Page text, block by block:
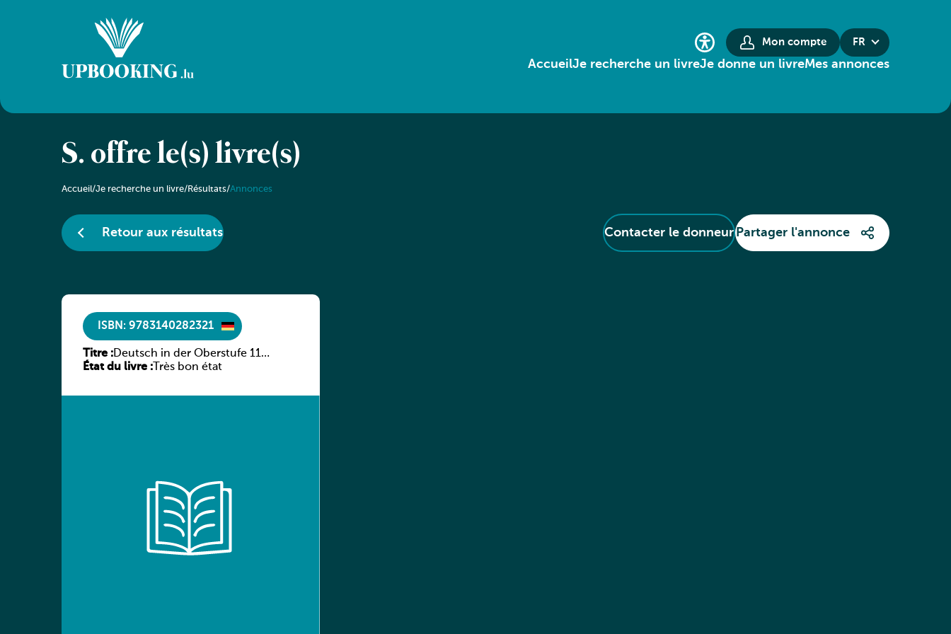
Mon compte FR
AccueilJe recherche un livreJe donne un livreMes annonces
S. offre le(s) livre(s)
Accueil/Je recherche un livre/Résultats/Annonces
Retour aux résultats Contacter le donneur Partager l'annonce
ISBN: 9783140282321
Titre :Deutsch in der Oberstufe 11
(Schülerbuch) Ausgabe Bayern
État du livre : Très bon état